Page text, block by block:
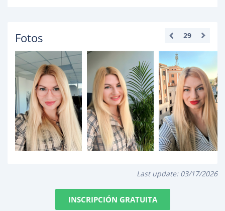
Fotos 29
Last update: 03/17/2026
INSCRIPCIÓN GRATUITA